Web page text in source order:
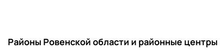
Районы Ровенской области и районные центры